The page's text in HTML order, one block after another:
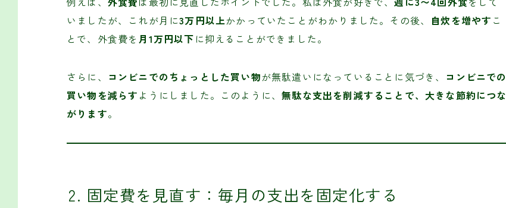
いましたが、これが月に3万円以上かかっていたことがわかりました。その後、 自炊を増やす こ
とで、外食費を 月1万円以下 に抑えることができました。
さらに、 コンビニでのちょっとした買い物が無駄遣いになっていることに気づき、
コンビニでの
買い物を減らす ようにしました。このように、無駄な支出を削減することで、大きな節約につな
がります。
2. 固定費を見直す：毎月の支出を固定化する